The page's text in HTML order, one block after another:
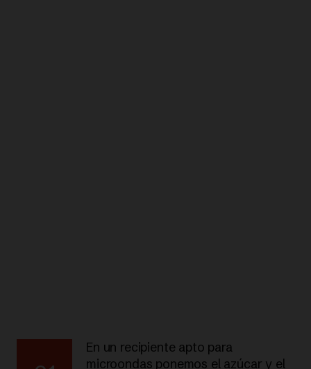
En un recipiente apto para
microondas ponemos el azúcar y el